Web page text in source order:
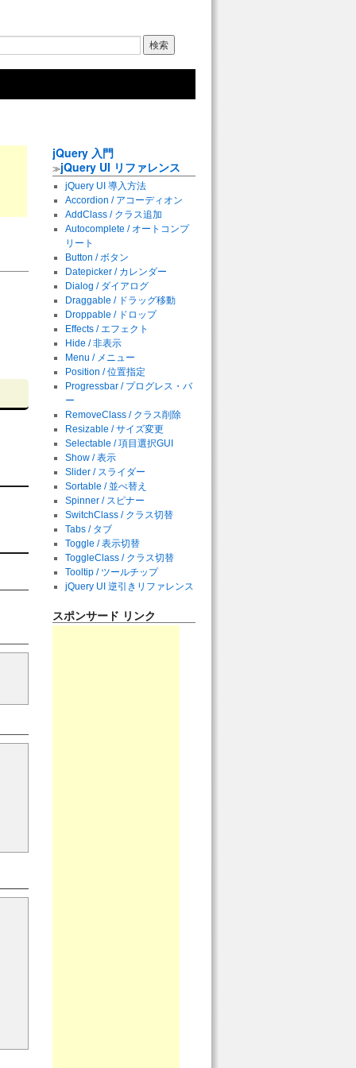
jQuery 入門
≫jQuery UI リファレンス
jQuery UI 導入方法
Accordion / アコーディオン
AddClass / クラス追加
Autocomplete / オートコンプ
リート
Button / ボタン
Datepicker / カレンダー
Dialog / ダイアログ
Draggable / ドラッグ移動
Droppable / ドロップ
Effects / エフェクト
Hide / 非表示
Menu / メニュー
Position / 位置指定
Progressbar / プログレス・バ
ー
RemoveClass / クラス削除
Resizable / サイズ変更
Selectable / 項目選択GUI
Show / 表示
Slider / スライダー
Sortable / 並べ替え
Spinner / スピナー
SwitchClass / クラス切替
Tabs / タブ
Toggle / 表示切替
ToggleClass / クラス切替
Tooltip / ツールチップ
jQuery UI 逆引きリファレンス
スポンサード リンク